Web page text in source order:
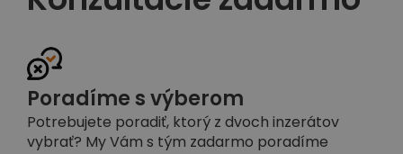
Poradíme s výberom
Potrebujete poradiť, ktorý z dvoch inzerátov
vybrať? My Vám s tým zadarmo poradíme